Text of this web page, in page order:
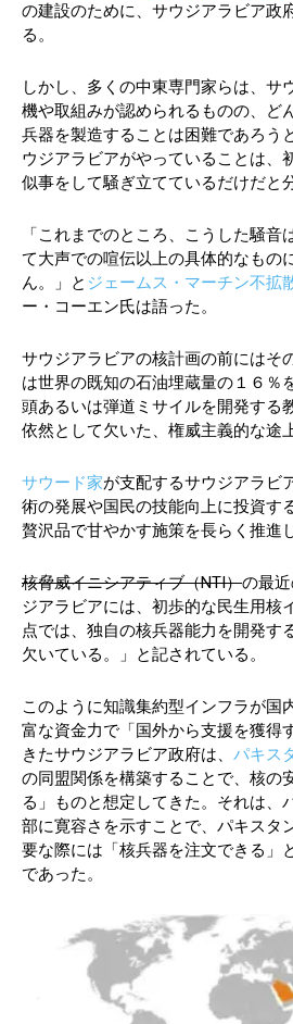
の建設のために、サウジアラビア政
る。
しかし、多くの中東専門家らは、サ
機や取組みが認められるものの、ど
兵器を製造することは困難であろう
ウジアラビアがやっていることは、
似事をして騒ぎ立てているだけだと
「これまでのところ、こうした騒音
て大声での喧伝以上の具体的なもの
ん。」と ジェームス・マーチン不拡
ー・コーエン氏は語った。
サウジアラビアの核計画の前にはそ
は世界の既知の石油埋蔵量の１６％
頭あるいは弾道ミサイルを開発する
依然として欠いた、権威主義的な途
サウード家が支配するサウジアラビ
術の発展や国民の技能向上に投資す
贅沢品で甘やかす施策を長らく推進
核脅威イニシアティブ（NTI）の最
ジアラビアには、初歩的な民生用核
点では、独自の核兵器能力を開発す
欠いている。」と記されている。
このように知識集約型インフラが国
富な資金力で「国外から支援を獲得
きたサウジアラビア政府は、 パキス
の同盟関係を構築することで、核の
る」ものと想定してきた。それは、
部に寛容さを示すことで、パキスタ
要な際には「核兵器を注文できる」
であった。